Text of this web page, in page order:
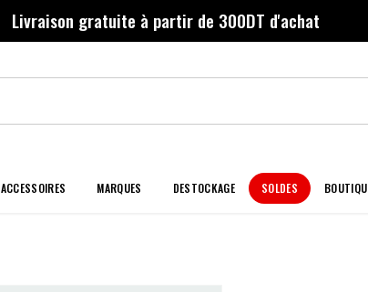
Livraison gratuite à partir de 300DT d'achat
ACCESSOIRES MARQUES DESTOCKAGE SOLDES